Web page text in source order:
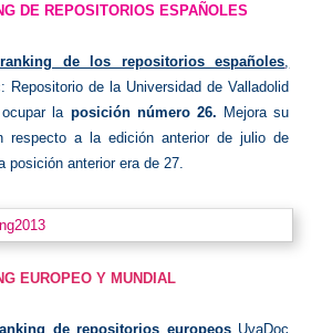
DE REPOSITORIOS ESPAÑOLES
de los repositorios españoles
Repositorio de la Universidad de Valladolid
la posición número 26. Mejora su
respecto a la edición anterior de julio de
posición anterior era de 27.
EUROPEO Y MUNDIAL
de repositorios europeos UvaDoc